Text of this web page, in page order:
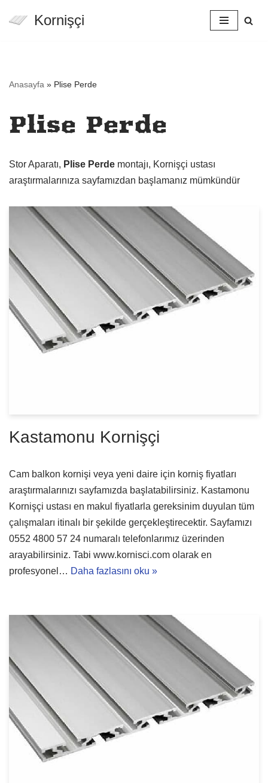
Kornişçi
Anasayfa » Plise Perde
Plise Perde
Stor Aparatı, Plise Perde montajı, Kornişçi ustası
araştırmalarınıza sayfamızdan başlamanız mümkündür
Kastamonu Kornişçi
Cam balkon kornişi veya yeni daire için korniş fiyatları
araştırmalarınızı sayfamızda başlatabilirsiniz. Kastamonu
Kornişçi ustası en makul fiyatlarla gereksinim duyulan tüm
çalışmaları itinalı bir şekilde gerçekleştirecektir. Sayfamızı
0552 4800 57 24 numaralı telefonlarımız üzerinden
arayabilirsiniz. Tabi www.kornisci.com olarak en
profesyonel… Daha fazlasını oku »